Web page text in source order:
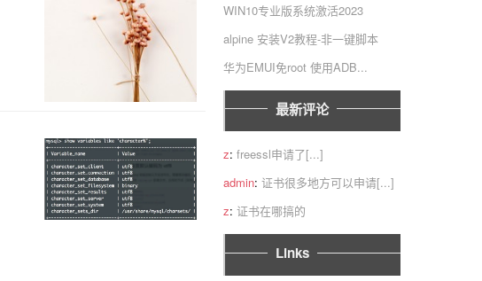
WIN10专业版系统激活2023
alpine 安装V2教程-非一键脚本
华为EMUI免root 使用ADB...
最新评论
z: freessl申请了[...]
admin: 证书很多地方可以申请[...]
z: 证书在哪搞的
Links